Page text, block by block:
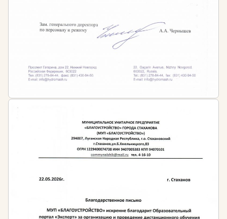
выдаётся диплом установленного государством
образца о профессиональной переподготовке с
бессрочным сроком действия и присвоением
квалификации «Главный бухгалтер», «Бухгалтер»
или иной квалификации в соответствии с
Периодичность обучения
В соответствии с приказом Минтруда России от
21.02.2019 N 103н «Главным бухгалтерам» и
«Начальникам отделов бухгалтерского учета»
квалификации продолжительностью не менее 120
часов за 3 последовательных календарных года, но
менее 20 часов в год.